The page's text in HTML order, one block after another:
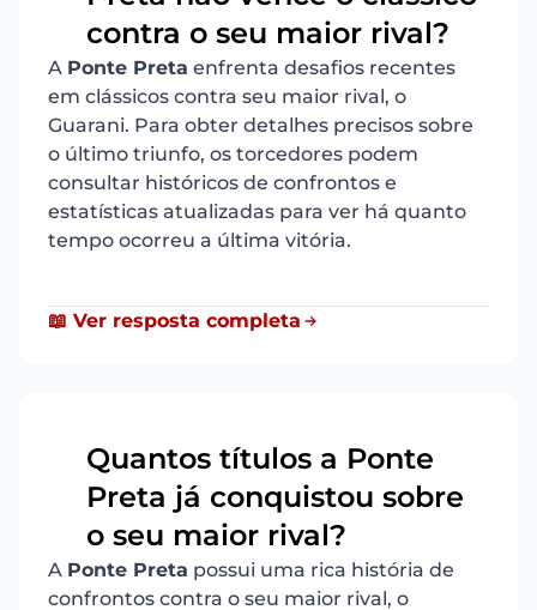
contra o seu maior rival?
A Ponte Preta enfrenta desafios recentes
em clássicos contra seu maior rival, o
Guarani. Para obter detalhes precisos sobre
o último triunfo, os torcedores podem
consultar históricos de confrontos e
estatísticas atualizadas para ver há quanto
tempo ocorreu a última vitória.
📖 Ver resposta completa
Quantos títulos a Ponte
Preta já conquistou sobre
o seu maior rival?
A Ponte Preta possui uma rica história de
confrontos contra o seu maior rival, o